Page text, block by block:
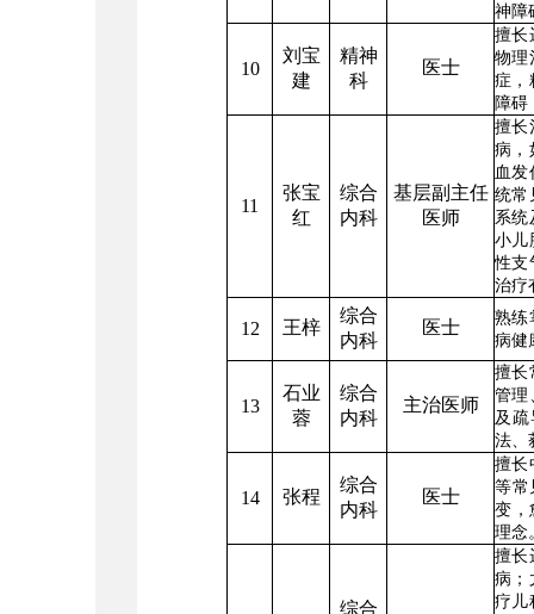
神障
10
刘宝
建
精神
科
医士
擅长
物理
症，
障碍
11
张宝
红
综合
内科
基层副主任
医师
擅长
病，
血发
统常
系统
小儿
性支
治疗
12 王梓
综合
内科
医士
熟练
病健
13
石业
蓉
综合
内科
主治医师
擅长
管理
及
法、
14 张程
综合
内科
医士
擅长
等常
变，
理念
综合
擅长
病；
疗儿